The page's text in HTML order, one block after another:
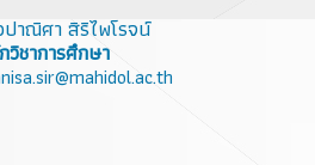
ปาณิศา สิริไพโรจน์
วิชาการศึกษา